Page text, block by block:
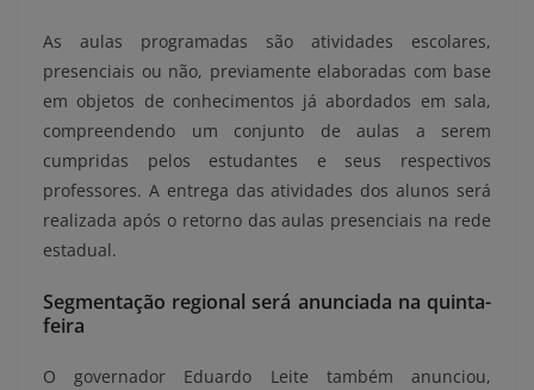
As aulas programadas são atividades escolares,
presenciais ou não, previamente elaboradas com base
em objetos de conhecimentos já abordados em sala,
compreendendo um conjunto de aulas a serem
cumpridas pelos estudantes e seus respectivos
professores. A entrega das atividades dos alunos será
realizada após o retorno das aulas presenciais na rede
estadual.
Segmentação regional será anunciada na quinta-
feira
O governador Eduardo Leite também anunciou,